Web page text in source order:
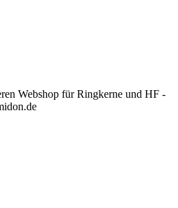
Webshop für Ringkerne und HF -